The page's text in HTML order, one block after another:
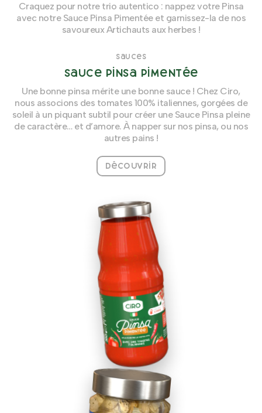
Craquez pour notre trio autentico : nappez votre Pinsa
avec notre Sauce Pinsa Pimentée et garnissez-la de nos
savoureux Artichauts aux herbes !
Sauces
Sauce Pinsa Pimentée
Une bonne pinsa mérite une bonne sauce ! Chez Ciro,
nous associons des tomates 100% italiennes, gorgées de
soleil à un piquant subtil pour créer une Sauce Pinsa pleine
de caractère… et d’amore. À napper sur nos pinsa, ou nos
autres pains !
Découvrir